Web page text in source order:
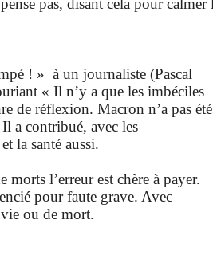
pas, disant cela pour calmer
! » à un journaliste (Pascal
« Il n’y a que les imbéciles
de réflexion. Macron n’a pas été
a contribué, avec les
la santé aussi.
l’erreur est chère à payer.
pour faute grave. Avec
vie ou de mort.